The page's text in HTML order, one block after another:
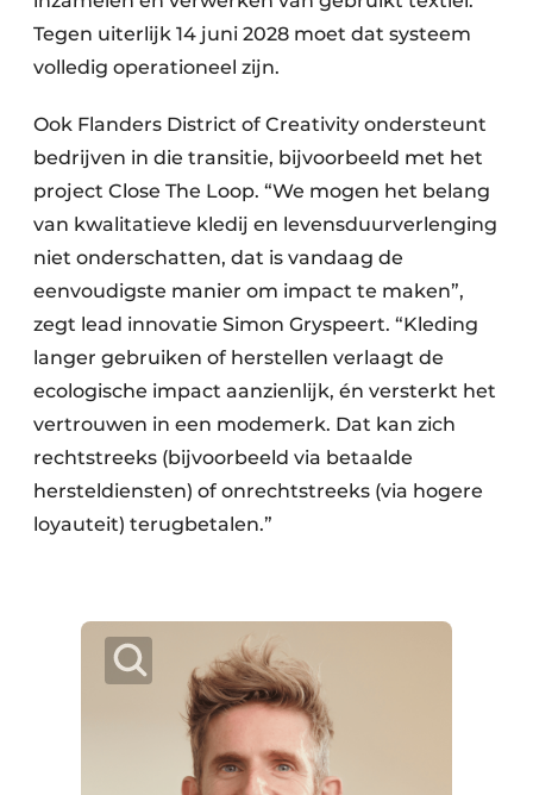
Tegen uiterlijk 14 juni 2028 moet dat systeem
volledig operationeel zijn.
Ook Flanders District of Creativity ondersteunt
bedrijven in die transitie, bijvoorbeeld met het
project Close The Loop. “We mogen het belang
van kwalitatieve kledij en levensduurverlenging
niet onderschatten, dat is vandaag de
eenvoudigste manier om impact te maken”,
zegt lead innovatie Simon Gryspeert. “Kleding
langer gebruiken of herstellen verlaagt de
ecologische impact aanzienlijk, én versterkt het
vertrouwen in een modemerk. Dat kan zich
rechtstreeks (bijvoorbeeld via betaalde
hersteldiensten) of onrechtstreeks (via hogere
loyauteit) terugbetalen.”